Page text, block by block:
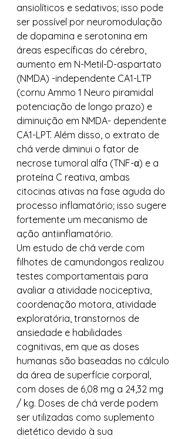
ansiolíticos e sedativos; isso pode
ser possível por neuromodulação
de dopamina e serotonina em
áreas específicas do cérebro,
aumento em N-Metil-D-aspartato
(NMDA) -independente CA1-LTP
(cornu Ammo 1 Neuro piramidal
potenciação de longo prazo) e
diminuição em NMDA- dependente
CA1-LPT. Além disso, o extrato de
chá verde diminui o fator de
necrose tumoral alfa (TNF-α) e a
proteína C reativa, ambas
citocinas ativas na fase aguda do
processo inflamatório; isso sugere
fortemente um mecanismo de
ação antiinflamatório.
Um estudo de chá verde com
filhotes de camundongos realizou
testes comportamentais para
avaliar a atividade nociceptiva,
coordenação motora, atividade
exploratória, transtornos de
ansiedade e habilidades
cognitivas, em que as doses
humanas são baseadas no cálculo
da área de superfície corporal,
com doses de 6,08 mg a 24,32 mg
/ kg. Doses de chá verde podem
ser utilizadas como suplemento
dietético devido à sua